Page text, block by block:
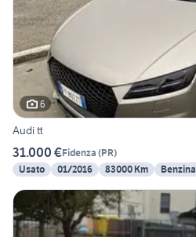
6
Audi tt
31.000 €Fidenza (PR)
Usato
01/2016 83000 Km Benzina